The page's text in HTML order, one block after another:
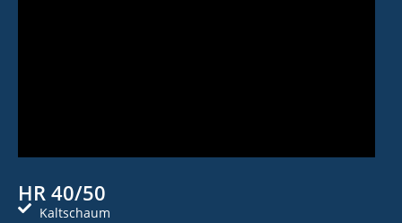
HR 40/50
Kaltschaum